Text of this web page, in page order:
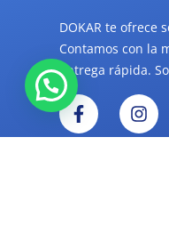
DOKAR te ofrece
Contamos con la
entrega rápida.